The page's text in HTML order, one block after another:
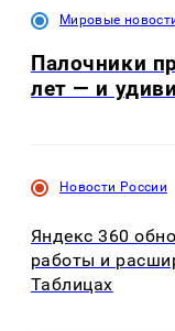
Мировые
Палочники
лет — и
Новости России
Яндекс 360
работы и
Таблицах